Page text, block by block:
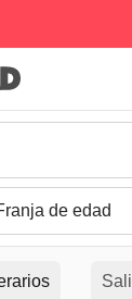
de edad